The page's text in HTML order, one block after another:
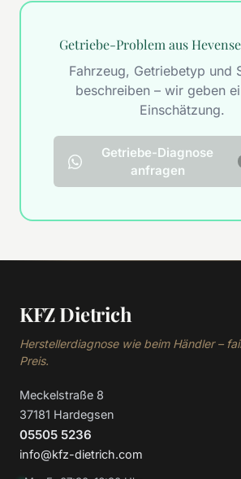
Getriebe-Problem aus
Fahrzeug, Getriebetyp und
beschreiben – wir geben
Einschätzung.
Getriebe-Diagnose
anfragen
KFZ Dietrich
Herstellerdiagnose wie beim Händler –
Preis.
Meckelstraße 8
37181 Hardegsen
05505 5236
info@kfz-dietrich.com